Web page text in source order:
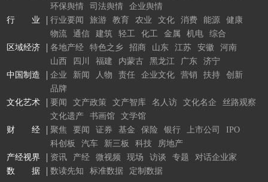
环保舆情
司法舆情
企业舆情
行 业
行业要闻 旅游 教育 农业 文化 消费 能源
健康
物流
通信 建筑 轻工 化工 金属 机电
综合
区域经济
各地产经 特色之乡 招商 山东 江苏 安徽
河南
山西
四川 福建 内蒙古 黑龙江 广东
济宁
中国制造
企业 新闻 人物 责任 企业文化 营销 扶持
创新
品牌
文化艺术
要闻 文产政策 文产智库 名人访 文化名企
丝路观察
文化遗产
书画馆
文学馆
财 经
聚焦 要闻 证券 基金 保险 银行 上市公司
IPO
科创板
汽车 新三板 科技
房地产
产经视界
资讯 产经 微视频 现场 访谈 专题
对话企业家
数 据
数读先知 标准数据 定制数据